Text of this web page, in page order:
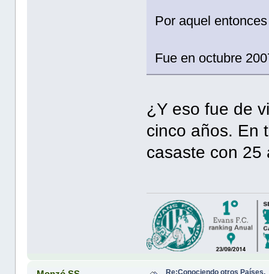
Por aquel
Fue en octubre
¿Y eso fue de
cinco años. En
casaste con
Re:Conociendo otros Países.